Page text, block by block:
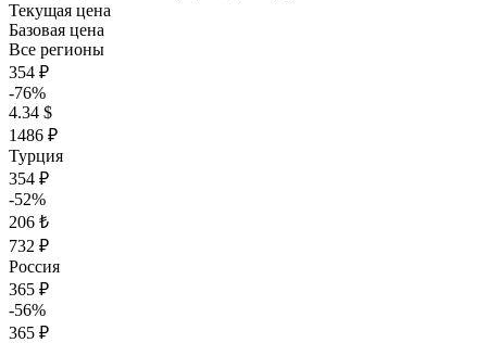
Текущая цена
Базовая цена
Все регионы
354 ₽
-76%
4.34 $
1486 ₽
Турция
354 ₽
-52%
206 ₺
732 ₽
Россия
365 ₽
-56%
365 ₽